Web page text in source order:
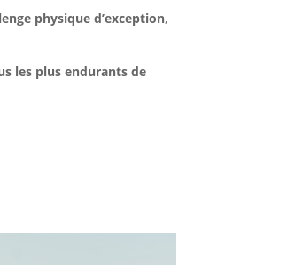
physique d’exception,
les plus endurants de